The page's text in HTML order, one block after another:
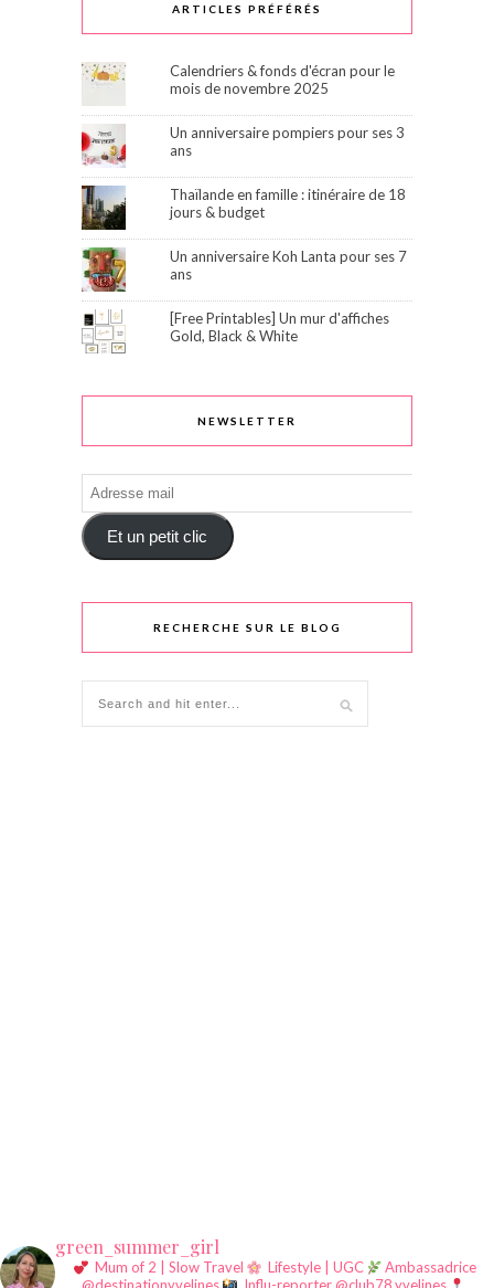
ARTICLES PRÉFÉRÉS
Calendriers & fonds d'écran pour le
mois de novembre 2025
Un anniversaire pompiers pour ses 3
ans
Thaïlande en famille : itinéraire de 18
jours & budget
Un anniversaire Koh Lanta pour ses 7
ans
[Free Printables] Un mur d'affiches
Gold, Black & White
NEWSLETTER
Adresse
mail
Et un petit clic
RECHERCHE SUR LE BLOG
green_summer_girl
Mum of 2 | Slow Travel Lifestyle | UGC
Ambassadrice